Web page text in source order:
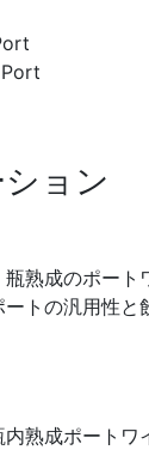
ョン
熟成のポー
トの汎用性
熟成ポート